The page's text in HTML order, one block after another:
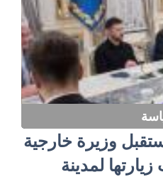
وزيرة خارجية
لمدينة